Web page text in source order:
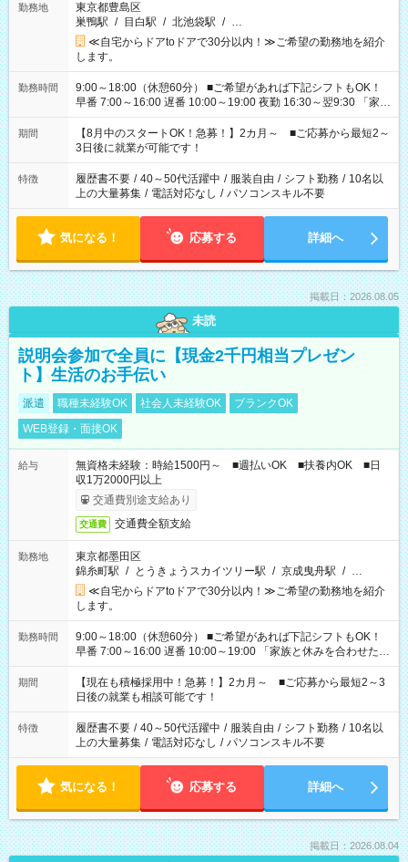
勤務地
東京都豊島区
巣鴨駅 / 目白駅 / 北池袋駅 / …
≪自宅からドアtoドアで30分以内！≫ご希望の勤務地を紹介
します。
勤務時間
9:00～18:00（休憩60分） ■ご希望があれば下記シフトもOK！
早番 7:00～16:00 遅番 10:00～19:00 夜勤 16:30～翌9:30 「家族
と休みを合わせたい」 「余裕を持って夕飯の準備がしたい」
「できれば残業はしたくない」 など、ご希望を教えてください
ね。 ※Wワーク希望の方へ 今ご覧のお仕事で希望する勤務時間
と、もう1つのお仕事の勤務時間。 合計で週40時間を超える場
合は応募できません。
期間
【8月中のスタートOK！急募！】2カ月～ ■ご応募から最短2～
3日後に就業が可能です！
特徴 履歴書不要 / 40～50代活躍中 / 服装自由 / シフト勤務 / 10名以
上の大量募集 / 電話対応なし / パソコンスキル不要
気になる！ 応募する 詳細へ
掲載日：2026.08.05
未読
説明会参加で全員に【現金2千円相当プレゼン
ト】生活のお手伝い
派遣 職種未経験OK 社会人未経験OK
ブランクOK
WEB登録・面接OK
給与
無資格未経験：時給1500円～ ■週払いOK ■扶養内OK ■日
収1万2000円以上
交通費別途支給あり
交通費 交通費全額支給
勤務地
東京都墨田区
錦糸町駅 / とうきょうスカイツリー駅 / 京成曳舟駅 / …
≪自宅からドアtoドアで30分以内！≫ご希望の勤務地を紹介
します。
勤務時間
9:00～18:00（休憩60分） ■ご希望があれば下記シフトもOK！
早番 7:00～16:00 遅番 10:00～19:00 「家族と休みを合わせた
い」 「余裕を持って夕飯の準備がしたい」 「できれば残業はし
たくない」 など、ご希望を教えてくださいね。 ※Wワーク希望
の方へ 今ご覧のお仕事で希望する勤務時間と、もう1つのお仕事
の勤務時間。 合計で週40時間を超える場合は応募できません。
期間
【現在も積極採用中！急募！】2カ月～ ■ご応募から最短2～3
日後の就業も相談可能です！
特徴 履歴書不要 / 40～50代活躍中 / 服装自由 / シフト勤務 / 10名以
上の大量募集 / 電話対応なし / パソコンスキル不要
気になる！ 応募する 詳細へ
掲載日：2026.08.04